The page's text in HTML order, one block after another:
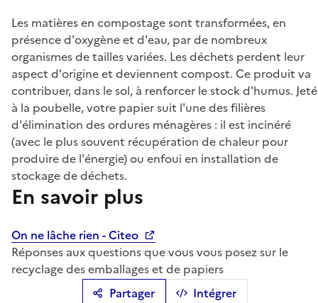
Partager Intégrer
Les matières en compostage sont transformées, en
présence d'oxygène et d'eau, par de nombreux
organismes de tailles variées. Les déchets perdent leur
aspect d'origine et deviennent compost. Ce produit va
contribuer, dans le sol, à renforcer le stock d'humus. Jeté
à la poubelle, votre papier suit l'une des filières
d'élimination des ordures ménagères : il est incinéré
(avec le plus souvent récupération de chaleur pour
produire de l'énergie) ou enfoui en installation de
stockage de déchets.
En savoir plus
On ne lâche rien - Citeo
Réponses aux questions que vous vous posez sur le
recyclage des emballages et de papiers